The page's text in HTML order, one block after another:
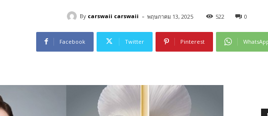
By carswaii carswaii - พฤษภาคม 13, 2025 522 0
Facebook Twitter Pinterest